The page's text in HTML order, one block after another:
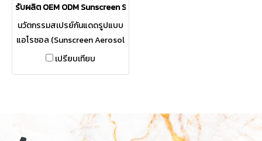
รับผลิต OEM ODM Sunscreen Spray สเปรย์กันแดดละอองละเอียดสูต
นวัตกรรมสเปรย์กันแดดรูปแบบ
แอโรซอล (Sunscreen Aerosol
Spray) ที่ช่วยให้การปกป้องผิว
และ UVB ได้อย่างมีประสิทธิภาพ
เนื้อสเปรย์ละอองละเอียดพิเศษ
เปรียบเทียบ